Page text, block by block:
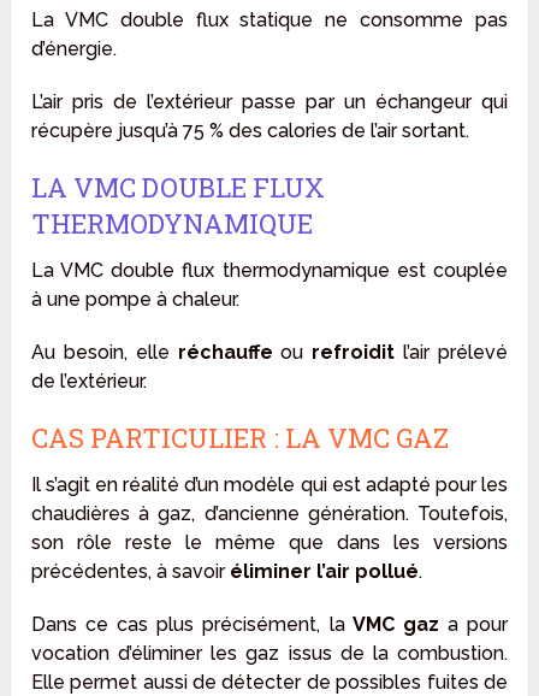
La VMC double flux statique ne consomme pas
d’énergie.
L’air pris de l’extérieur passe par un échangeur qui
récupère jusqu’à 75 % des calories de l’air sortant.
LA VMC DOUBLE FLUX
THERMODYNAMIQUE
La VMC double flux thermodynamique est couplée
à une pompe à chaleur.
Au besoin, elle réchauffe ou refroidit l’air prélevé
de l’extérieur.
CAS PARTICULIER : LA VMC GAZ
Il s’agit en réalité d’un modèle qui est adapté pour les
chaudières à gaz, d’ancienne génération. Toutefois,
son rôle reste le même que dans les versions
précédentes, à savoiréliminer l’air pollué.
Dans ce cas plus précisément, laVMC gaz a pour
vocation d’éliminer les gaz issus de la combustion.
Elle permet aussi de détecter de possibles fuites de